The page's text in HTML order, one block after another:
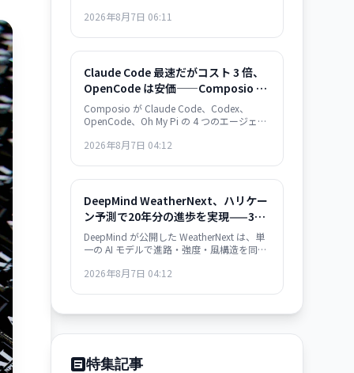
AI がウイルス設計能力を獲得した衝撃は生
2026年8月7日 06:11
Claude Code 最速だがコスト 3 倍、
OpenCode は安価——Composio の
30 タスク実測が示すエージェント・
フレームワークの選択基準
Composio が Claude Code、Codex、
OpenCode、Oh My Pi の 4 つのエージェン
Code は 122 秒/タスクで最速だが $0.195/
か、用途で選別が必須。
2026年8月7日 04:12
DeepMind WeatherNext、ハリケー
ン予測で20年分の進歩を実現——3日
先の精度が従来の2日先と同等
DeepMind が公開した WeatherNext は、単
一の AI モデルで進路・強度・風構造を同時
と同等で、過去20年の気象学的進歩10年分
2026年8月7日 04:12
特集記事